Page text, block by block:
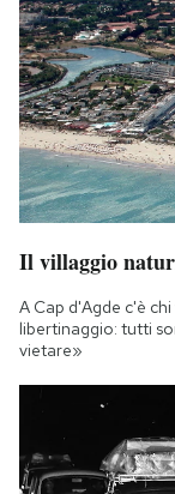
Il villaggio
A Cap d'Agde c'è
libertinaggio: tutti
vietare»